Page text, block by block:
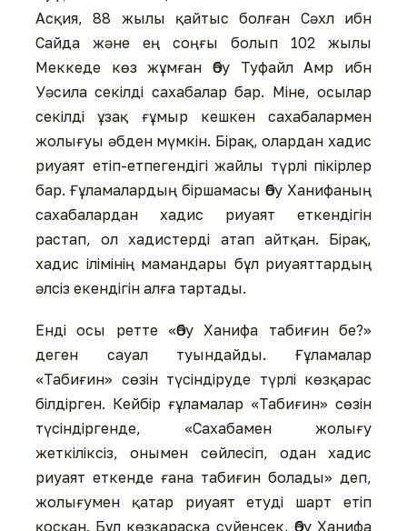
Асқия, 88 жылы қайтыс болған Сәхл ибн
Сайда және ең соңғы болып 102 жылы
Меккеде көз жұмған Әбу Туфайл Амр ибн
Уәсила секілді сахабалар бар. Міне, осылар
секілді ұзақ ғұмыр кешкен сахабалармен
жолығуы әбден мүмкін. Бірақ, олардан хадис
риуаят етіп-етпегендігі жайлы түрлі пікірлер
бар. Ғұламалардың біршамасы Әбу Ханифаның
сахабалардан хадис риуаят еткендігін
растап, ол хадистерді атап айтқан. Бірақ,
хадис ілімінің мамандары бұл риуаяттардың
әлсіз екендігін алға тартады.
Енді осы ретте «Әбу Ханифа табиғин бе?»
деген сауал туындайды. Ғұламалар
«Табиғин» сөзін түсіндіруде түрлі көзқарас
білдірген. Кейбір ғұламалар «Табиғин» сөзін
түсіндіргенде, «Сахабамен жолығу
жеткіліксіз, онымен сөйлесіп, одан хадис
риуаят еткенде ғана табиғин болады» деп,
жолығумен қатар риуаят етуді шарт етіп
қосқан. Бұл көзқарасқа сүйенсек, Әбу Ханифа